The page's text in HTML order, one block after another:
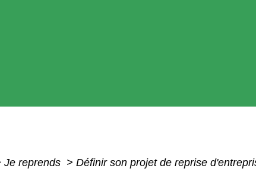
Je reprends > Définir son projet de reprise